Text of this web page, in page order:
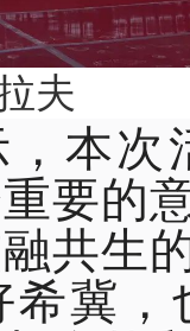
夫
本次
要的
共生
冀，